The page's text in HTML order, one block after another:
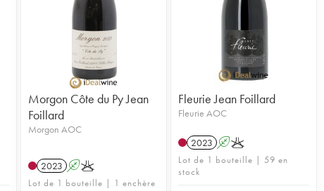
Morgon Côte du Py Jean
Foillard
Morgon AOC
2023 AK
Lot de 1 bouteille | 1 enchère
Fleurie Jean Foillard
Fleurie AOC
2023 AK
Lot de 1 bouteille | 59 en
stock